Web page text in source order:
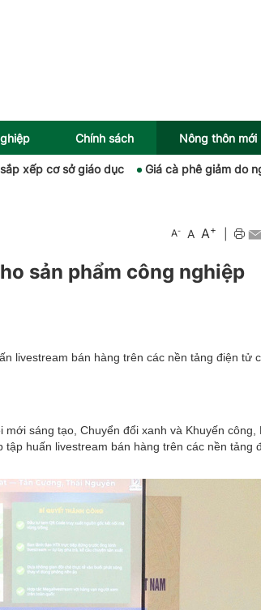
Chính sách Nông thôn mới
giáo dục Giá cà phê giảm do nguồn cung
A- A A+
sản phẩm công nghiệp
livestream bán hàng trên các nền tảng điện tử
sáng tạo, Chuyển đổi xanh và Khuyến công,
huấn livestream bán hàng trên các nền tảng